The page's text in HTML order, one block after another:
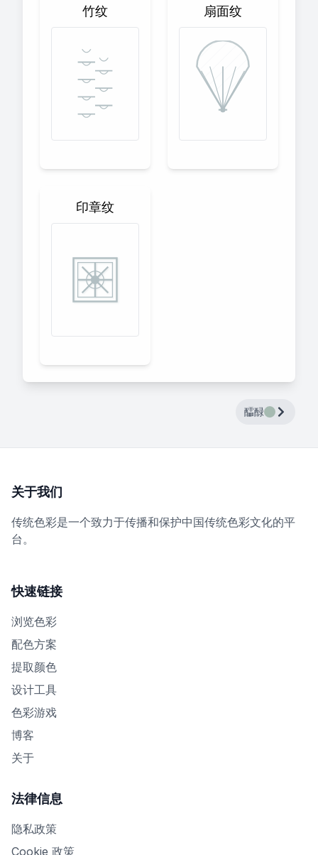
竹纹 扇面纹
印章纹
醽醁
关于我们
传统色彩是一个致力于传播和保护中国传统色彩文化的平
台。
快速链接
浏览色彩
配色方案
提取颜色
设计工具
色彩游戏
博客
关于
法律信息
隐私政策
Cookie 政策